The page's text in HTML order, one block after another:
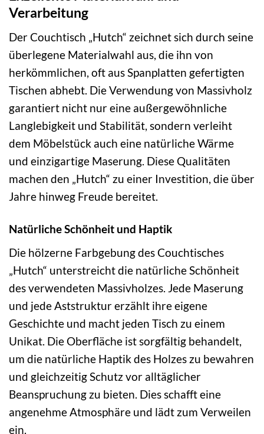
Verarbeitung
Der Couchtisch „Hutch“ zeichnet sich durch seine
überlegene Materialwahl aus, die ihn von
herkömmlichen, oft aus Spanplatten gefertigten
Tischen abhebt. Die Verwendung von Massivholz
garantiert nicht nur eine außergewöhnliche
Langlebigkeit und Stabilität, sondern verleiht
dem Möbelstück auch eine natürliche Wärme
und einzigartige Maserung. Diese Qualitäten
machen den „Hutch“ zu einer Investition, die über
Jahre hinweg Freude bereitet.
Natürliche Schönheit und Haptik
Die hölzerne Farbgebung des Couchtisches
„Hutch“ unterstreicht die natürliche Schönheit
des verwendeten Massivholzes. Jede Maserung
und jede Aststruktur erzählt ihre eigene
Geschichte und macht jeden Tisch zu einem
Unikat. Die Oberfläche ist sorgfältig behandelt,
um die natürliche Haptik des Holzes zu bewahren
und gleichzeitig Schutz vor alltäglicher
Beanspruchung zu bieten. Dies schafft eine
angenehme Atmosphäre und lädt zum Verweilen
ein.